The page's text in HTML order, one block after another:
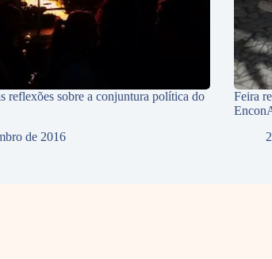
reflexões sobre a conjuntura política do
de 2016
Feira